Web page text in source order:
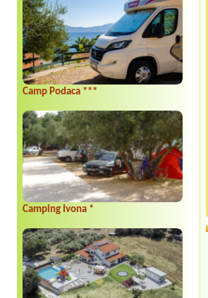
Camp Podaca ***
Camping Ivona *